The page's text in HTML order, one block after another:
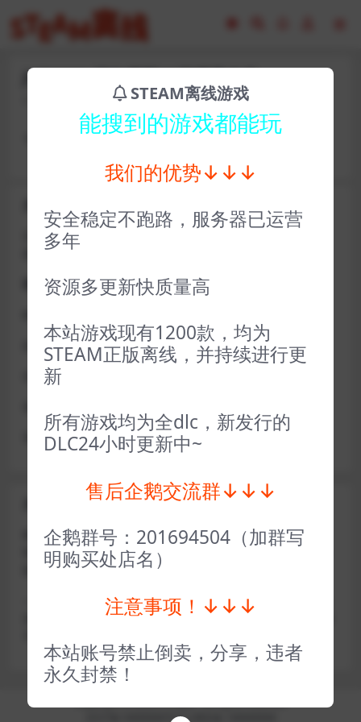
jhf30901-福尔摩斯VS开膛手杰克
10
卡号： bgpc26479 密码：zuobiao23452
关于D加密类游戏通知
近期发现同行倒卖严重，大量会员D加密游戏无法激活问
题，现开通令牌
获取方式找企鹅群里的技术客服获取即可
如激活上限需等到隔天早上在线进一次游戏
或者使用网盘版也可解决D加密激活的问题，一样玩
请各位亲们理解
关于密码错误问题
账号密码复制粘贴，注意不要复制到空格了，CTRL+C复
制，或者鼠标右键先复制然后键盘 CTRL+V粘贴，steam改
版了必须键盘粘贴（CTRL+V粘贴）鼠标不能粘贴了
————————————————————–离线模式玩
游戏，在线没存档被顶号，不然没有存档，D加密游戏尽量
京ICP备18888888号京公网安备 188888888
STEAM离线游戏
能搜到的游戏都能玩
我们的优势↓↓↓
安全稳定不跑路，服务器已运营
多年
资源多更新快质量高
本站游戏现有1200款，均为
STEAM正版离线，并持续进行更
新
所有游戏均为全dlc，新发行的
DLC24小时更新中~
售后企鹅交流群↓↓↓
企鹅群号：201694504（加群写
明购买处店名）
注意事项！↓↓↓
本站账号禁止倒卖，分享，违者
永久封禁！